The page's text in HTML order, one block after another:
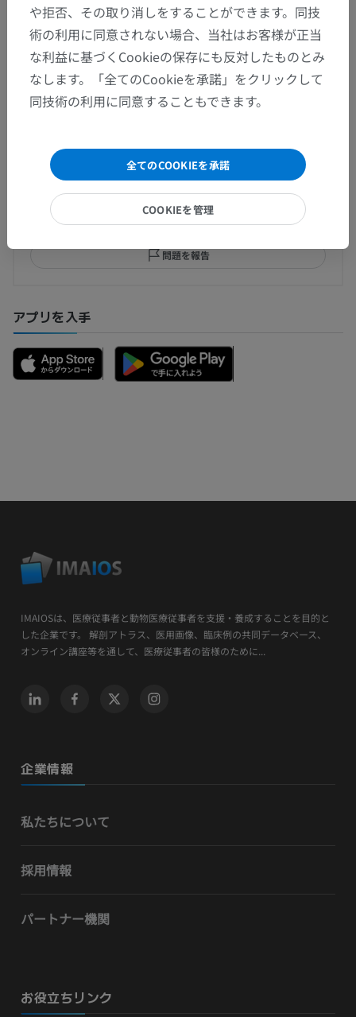
人体神経解剖学
翻訳
間違いを発見しましたか？
修正や翻訳、内容の改善の提案がありましたらどう
ぞお知らせください。
問題を報告
アプリを入手
IMAIOSは、医療従事者と動物医療従事者を支援・養成することを目的と
した企業です。 解剖アトラス、医用画像、臨床例の共同データベース、
オンライン講座等を通して、医療従事者の皆様のために...
企業情報
私たちについて
採用情報
パートナー機関
お役立ちリンク
や拒否、その取り消しをすることができます。同技
術の利用に同意されない場合、当社はお客様が正当
な利益に基づくCookieの保存にも反対したものとみ
なします。「全てのCookieを承諾」をクリックして
同技術の利用に同意することもできます。
全てのCOOKIEを承諾
COOKIEを管理